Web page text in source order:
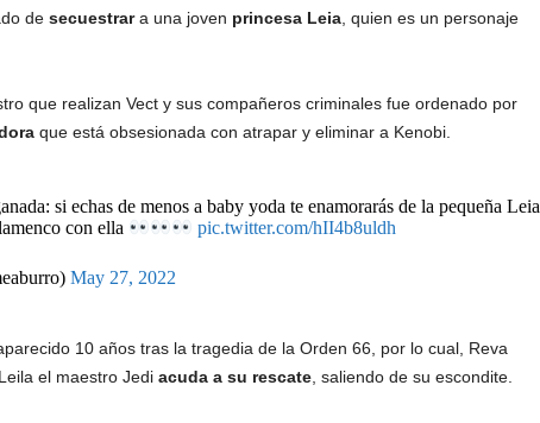
de secuestrara una joven princesa Leia, quien es un personaje
que realizan Vect y sus compañeros criminales fue ordenado por
que está obsesionada con atrapar y eliminar a Kenobi.
si echas de menos a baby yoda te enamorarás de la pequeña Leia
con ella
pic.twitter.com/hII4b8uldh
May 27, 2022
10 años tras la tragedia de la Orden 66, por lo cual, Reva
el maestro Jedi acuda a su rescate, saliendo de su escondite.